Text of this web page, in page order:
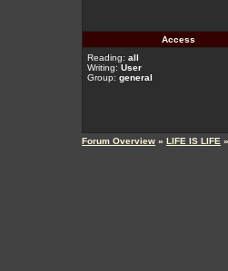
Access
Reading: all
Writing: User
Group: general
Forum Overview » LIFE IS LIFE